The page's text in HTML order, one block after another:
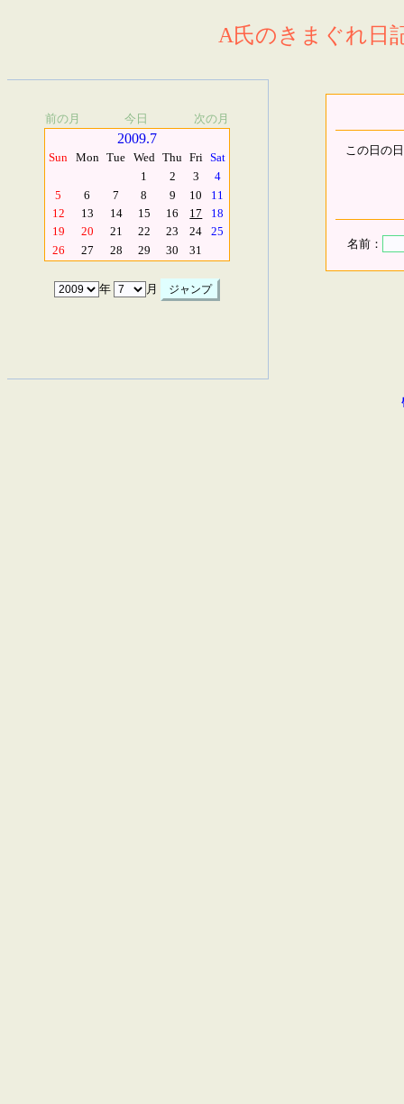
A氏のきまぐれ日
前の月 今日 次の月
2009.7
Sun Mon Tue Wed Thu Fri Sat
1
2 3
4
5
6 7 8 9 10
11
12
13 14 15 16 17
18
19
20 21 22 23 24
25
26
27 28 29 30 31
年 月
この日の
名前：